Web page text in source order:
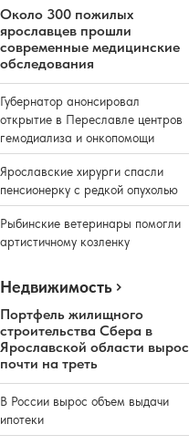
Около 300 пожилых
ярославцев прошли
современные медицинские
обследования
Губернатор анонсировал
открытие в Переславле центров
гемодиализа и онкопомощи
Ярославские хирурги спасли
пенсионерку с редкой опухолью
Рыбинские ветеринары помогли
артистичному козленку
Недвижимость
Портфель жилищного
строительства Сбера в
Ярославской области вырос
почти на треть
В России вырос объем выдачи
ипотеки